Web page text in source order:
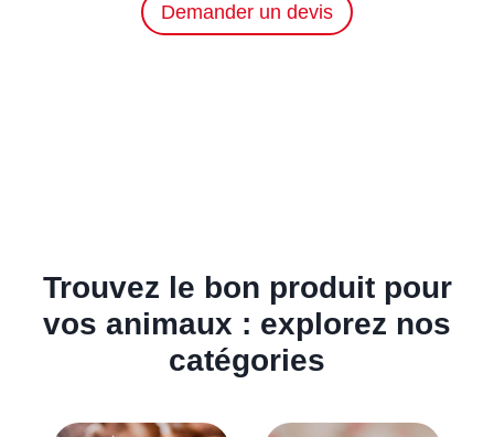
Demander un devis
Trouvez le bon produit pour
vos animaux : explorez nos
catégories